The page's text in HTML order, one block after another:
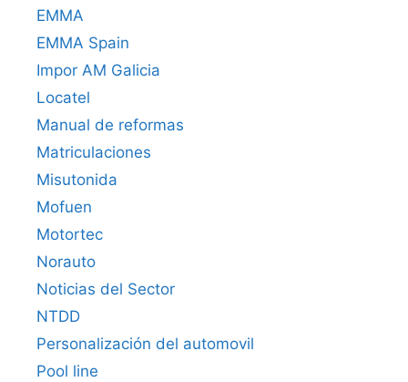
EMMA
EMMA Spain
Impor AM Galicia
Locatel
Manual de reformas
Matriculaciones
Misutonida
Mofuen
Motortec
Norauto
Noticias del Sector
NTDD
Personalización del automovil
Pool line